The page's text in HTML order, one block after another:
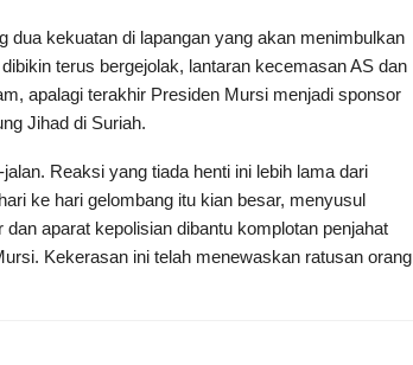
dua kekuatan di lapangan yang akan menimbulkan
terus bergejolak, lantaran kecemasan AS dan
apalagi terakhir Presiden Mursi menjadi sponsor
Jihad di Suriah.
Reaksi yang tiada henti ini lebih lama dari
ke hari gelombang itu kian besar, menyusul
aparat kepolisian dibantu komplotan penjahat
Kekerasan ini telah menewaskan ratusan orang